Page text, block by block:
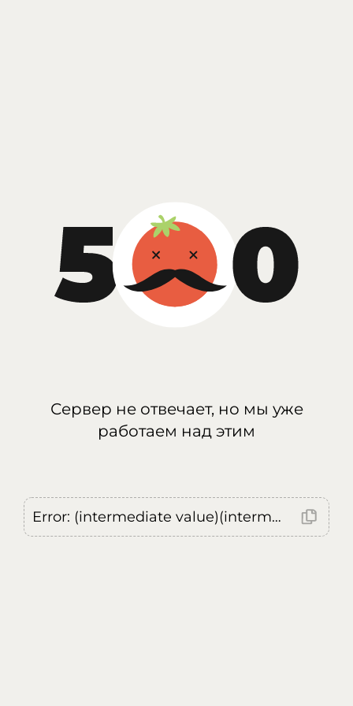
Сервер не отвечает, но мы уже
работаем над этим
Error: (intermediate value)(intermediate value)(intermediate value).replaceAll is not a function